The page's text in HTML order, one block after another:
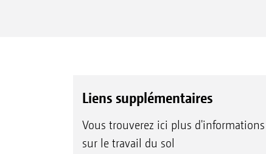
Liens supplémentaires
Vous trouverez ici plus d'informations
sur le travail du sol